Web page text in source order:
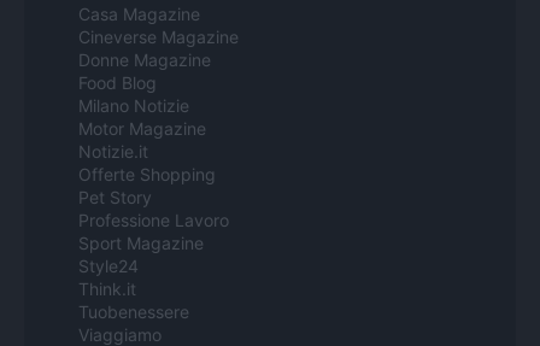
Casa Magazine
Cineverse Magazine
Donne Magazine
Food Blog
Milano Notizie
Motor Magazine
Notizie.it
Offerte Shopping
Pet Story
Professione Lavoro
Sport Magazine
Style24
Think.it
Tuobenessere
Viaggiamo